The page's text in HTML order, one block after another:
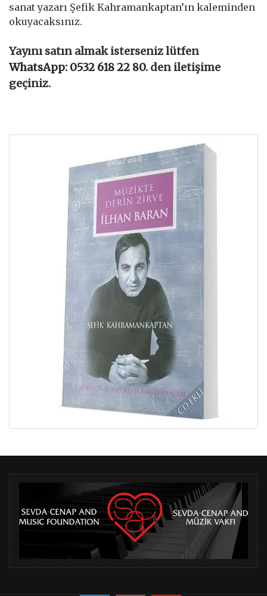
sanat yazarı Şefik Kahramankaptan’ın kaleminden
okuyacaksınız.
Yayını satın almak isterseniz lütfen
WhatsApp: 0532 618 22 80. den iletişime
geçiniz.